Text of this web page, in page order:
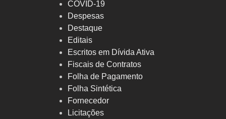
COVID-19
Despesas
Destaque
Editais
Escritos em Dívida Ativa
Fiscais de Contratos
Folha de Pagamento
Folha Sintética
Fornecedor
Licitações